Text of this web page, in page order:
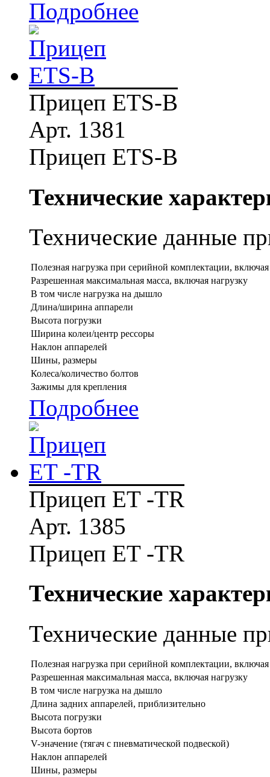
Подробнее
Прицеп ETS-B
Арт. 1381
Прицеп ETS-B
Технические
Технические данные
Полезная нагрузка при серийной комплектации,
Разрешенная максимальная масса, включая нагрузку
В том числе нагрузка на дышло
Длина/ширина аппарели
Высота погрузки
Ширина колеи/центр рессоры
Наклон аппарелей
Шины, размеры
Колеса/количество болтов
Зажимы для крепления
Подробнее
Прицеп ET -TR
Арт. 1385
Прицеп ET -TR
Технические
Технические данные
Полезная нагрузка при серийной комплектации,
Разрешенная максимальная масса, включая нагрузку
В том числе нагрузка на дышло
Длина задних аппарелей, приблизительно
Высота погрузки
Высота бортов
V-эначение (тягач с пневматической подвеской)
Наклон аппарелей
Шины, размеры